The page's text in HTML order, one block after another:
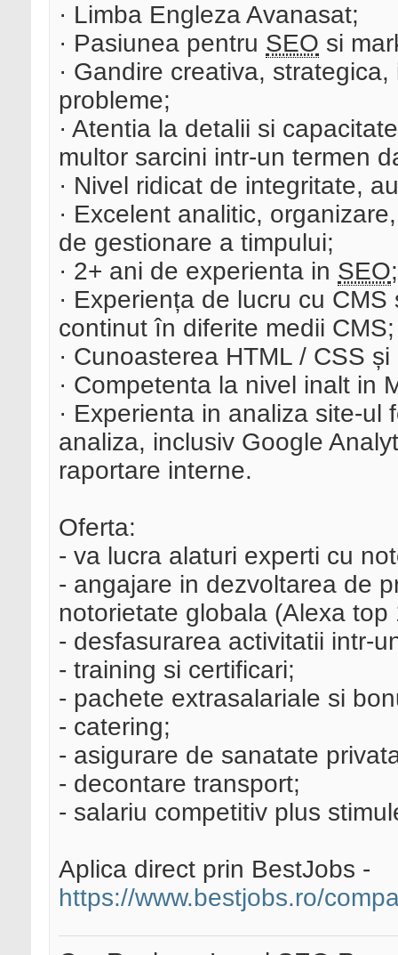
· Limba Engleza Avanasat;
· Pasiunea pentru SEO si
· Gandire creativa,
probleme;
· Atentia la detalii si
multor sarcini intr-un termen
· Nivel ridicat de integritate,
· Excelent analitic,
de gestionare a timpului;
· 2+ ani de experienta in SEO;
· Experiența de lucru cu
continut în diferite medii CMS;
· Cunoasterea HTML / CSS
· Competenta la nivel inalt in
· Experienta in analiza site-
analiza, inclusiv Google
raportare interne.
Oferta:
- va lucra alaturi experti cu
- angajare in dezvoltarea de
notorietate globala (Alexa top
- desfasurarea activitatii intr-
- training si certificari;
- pachete extrasalariale si
- catering;
- asigurare de sanatate
- decontare transport;
- salariu competitiv plus
Aplica direct prin BestJobs -
https://www.bestjobs.ro/